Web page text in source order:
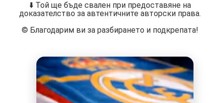
⬇️ Той ще бъде свален при предоставяне на
доказателство за автентичните авторски права.
©️ Благодарим ви за разбирането и подкрепата!